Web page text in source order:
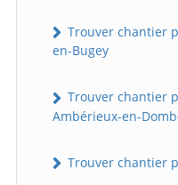
Trouver chantier
en-Bugey
Trouver chantier
Ambérieux-en-
Trouver chantier